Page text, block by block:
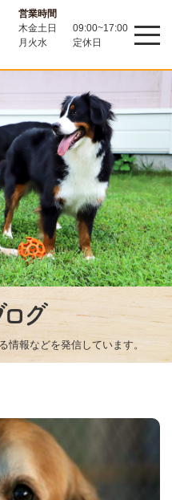
営業時間
木金土日
09:00~17:00
月火水
定休日
グ
情報などを発信しています。